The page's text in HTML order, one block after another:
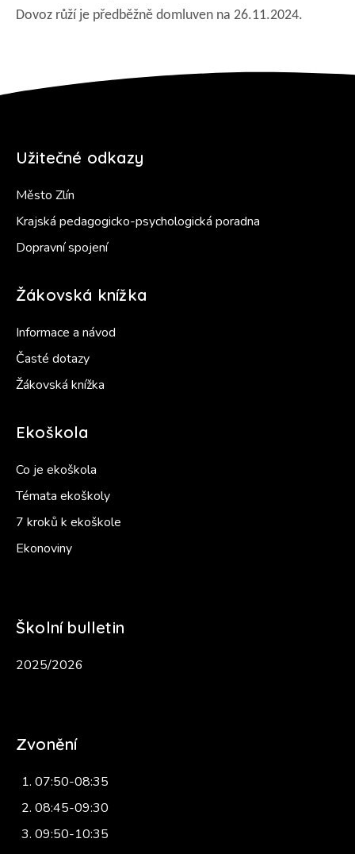
Dovoz růží je předběžně domluven na 26.11.2024.
Užitečné odkazy
Město Zlín
Krajská pedagogicko-psychologická poradna
Dopravní spojení
Žákovská knížka
Informace a návod
Časté dotazy
Žákovská knížka
Ekoškola
Co je ekoškola
Témata ekoškoly
7 kroků k ekoškole
Ekonoviny
Školní bulletin
2025/2026
Zvonění
07:50-08:35
08:45-09:30
09:50-10:35